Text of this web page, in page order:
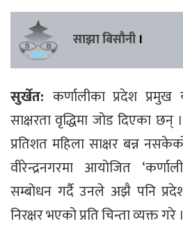
साझा बिसौनी ।
सुर्खेत: कर्णालीका प्रदेश प्रमुख
साक्षरता वृद्धिमा जोड दिएका
प्रतिशत महिला साक्षर बन्न
वीरेन्द्रनगरमा आयोजित
सम्बोधन गर्दै उनले अझै पनि
निरक्षर भएको प्रति चिन्ता व्यक्त गरे ।